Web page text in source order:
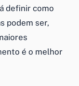
definir como
podem ser,
é o melhor